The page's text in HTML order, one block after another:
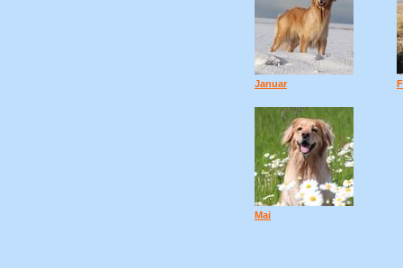
Januar
Mai